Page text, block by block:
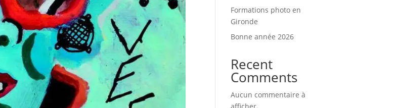
Formations photo en
Gironde
Bonne année 2026
Recent
Comments
Aucun commentaire à